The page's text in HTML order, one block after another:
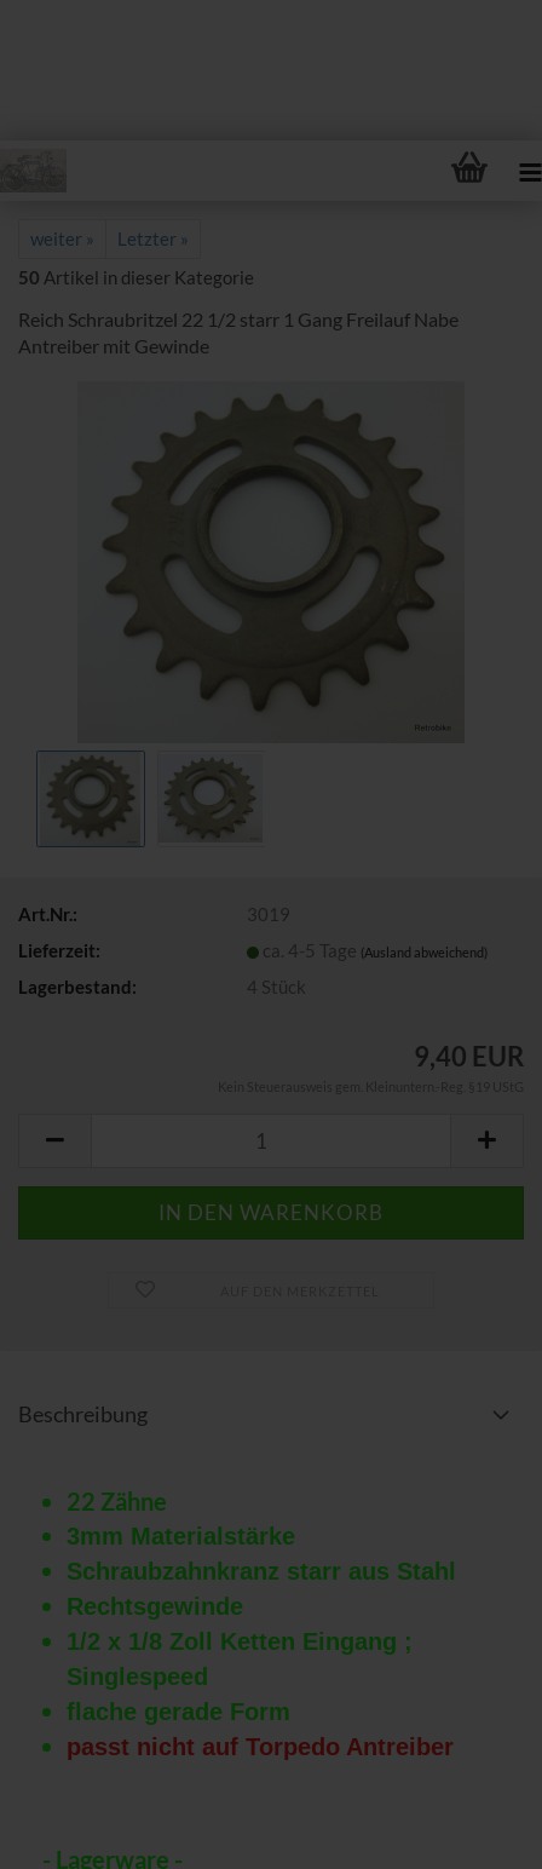
weiter »
Letzter »
50 Artikel in dieser Kategorie
Reich Schraubritzel 22 1/2 starr 1 Gang Freilauf Nabe
Antreiber mit Gewinde
Art.Nr.:
3019
Lieferzeit:
ca. 4-5 Tage (Ausland abweichend)
Lagerbestand: 4 Stück
9,40 EUR
Beschreibung
22 Zähne
3mm Materialstärke
Schraubzahnkranz starr aus Stahl
Rechtsgewinde
1/2 x 1/8 Zoll Ketten Eingang ;
Singlespeed
flache gerade Form
passt nicht auf Torpedo Antreiber
- Lagerware -